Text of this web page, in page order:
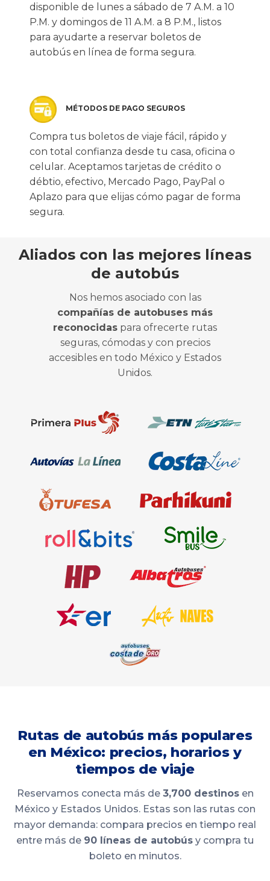
disponible de lunes a sábado de 7 A.M. a 10
P.M. y domingos de 11 A.M. a 8 P.M., listos
para ayudarte a reservar boletos de
autobús en línea de forma segura.
MÉTODOS DE PAGO SEGUROS
Compra tus boletos de viaje fácil, rápido y
con total confianza desde tu casa, oficina o
celular. Aceptamos tarjetas de crédito o
débtio, efectivo, Mercado Pago, PayPal o
Aplazo para que elijas cómo pagar de forma
segura.
Aliados con las mejores líneas
de autobús
Nos hemos asociado con las
compañías de autobuses más
reconocidas para ofrecerte rutas
seguras, cómodas y con precios
accesibles en todo México y Estados
Unidos.
Rutas de autobús más populares
en México: precios, horarios y
tiempos de viaje
Reservamos conecta más de 3,700 destinosen
México y Estados Unidos. Estas son las rutas con
mayor demanda: compara precios en tiempo real
entre más de 90 líneas de autobús y compra tu
boleto en minutos.